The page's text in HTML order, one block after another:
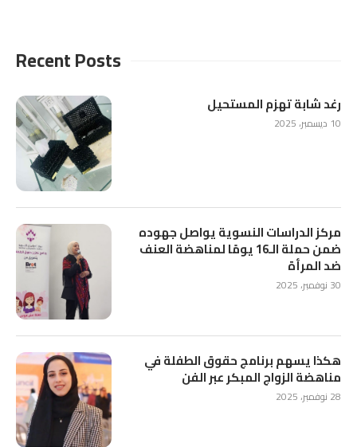
Recent Posts
رغد شابة تهزم المستحيل
10 ديسمبر، 2025
مركز الدراسات النسوية يواصل جهوده
ضمن حملة الـ16 يومًا لمناهضة العنف
ضد المرأة
30 نوفمبر، 2025
هكذا يسهم برنامج حقوق الطفلة في
مناهضة الزواج المبكر عبر الفن
28 نوفمبر، 2025